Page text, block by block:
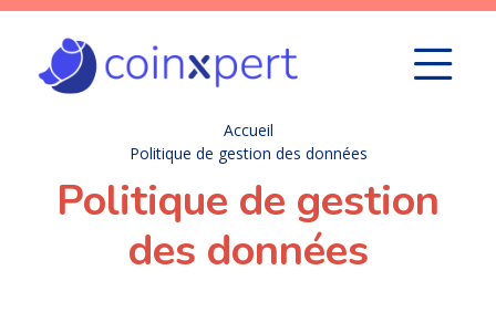
Accueil
Politique de gestion des données
Politique de gestion
des données